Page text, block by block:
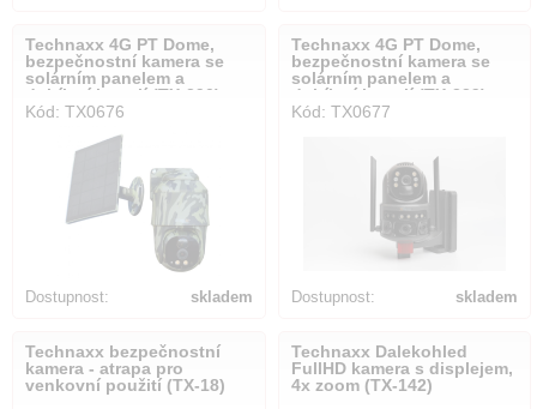
Technaxx 4G PT Dome,
bezpečnostní kamera se
solárním panelem a
dobíjecí baterií (TX-290)
Kód: TX0676
Dostupnost: skladem
Technaxx 4G PT Dome,
bezpečnostní kamera se
solárním panelem a
dobíjecí baterií (TX-329)
Kód: TX0677
Dostupnost: skladem
Technaxx bezpečnostní
kamera - atrapa pro
venkovní použití (TX-18)
Technaxx Dalekohled
FullHD kamera s displejem,
4x zoom (TX-142)